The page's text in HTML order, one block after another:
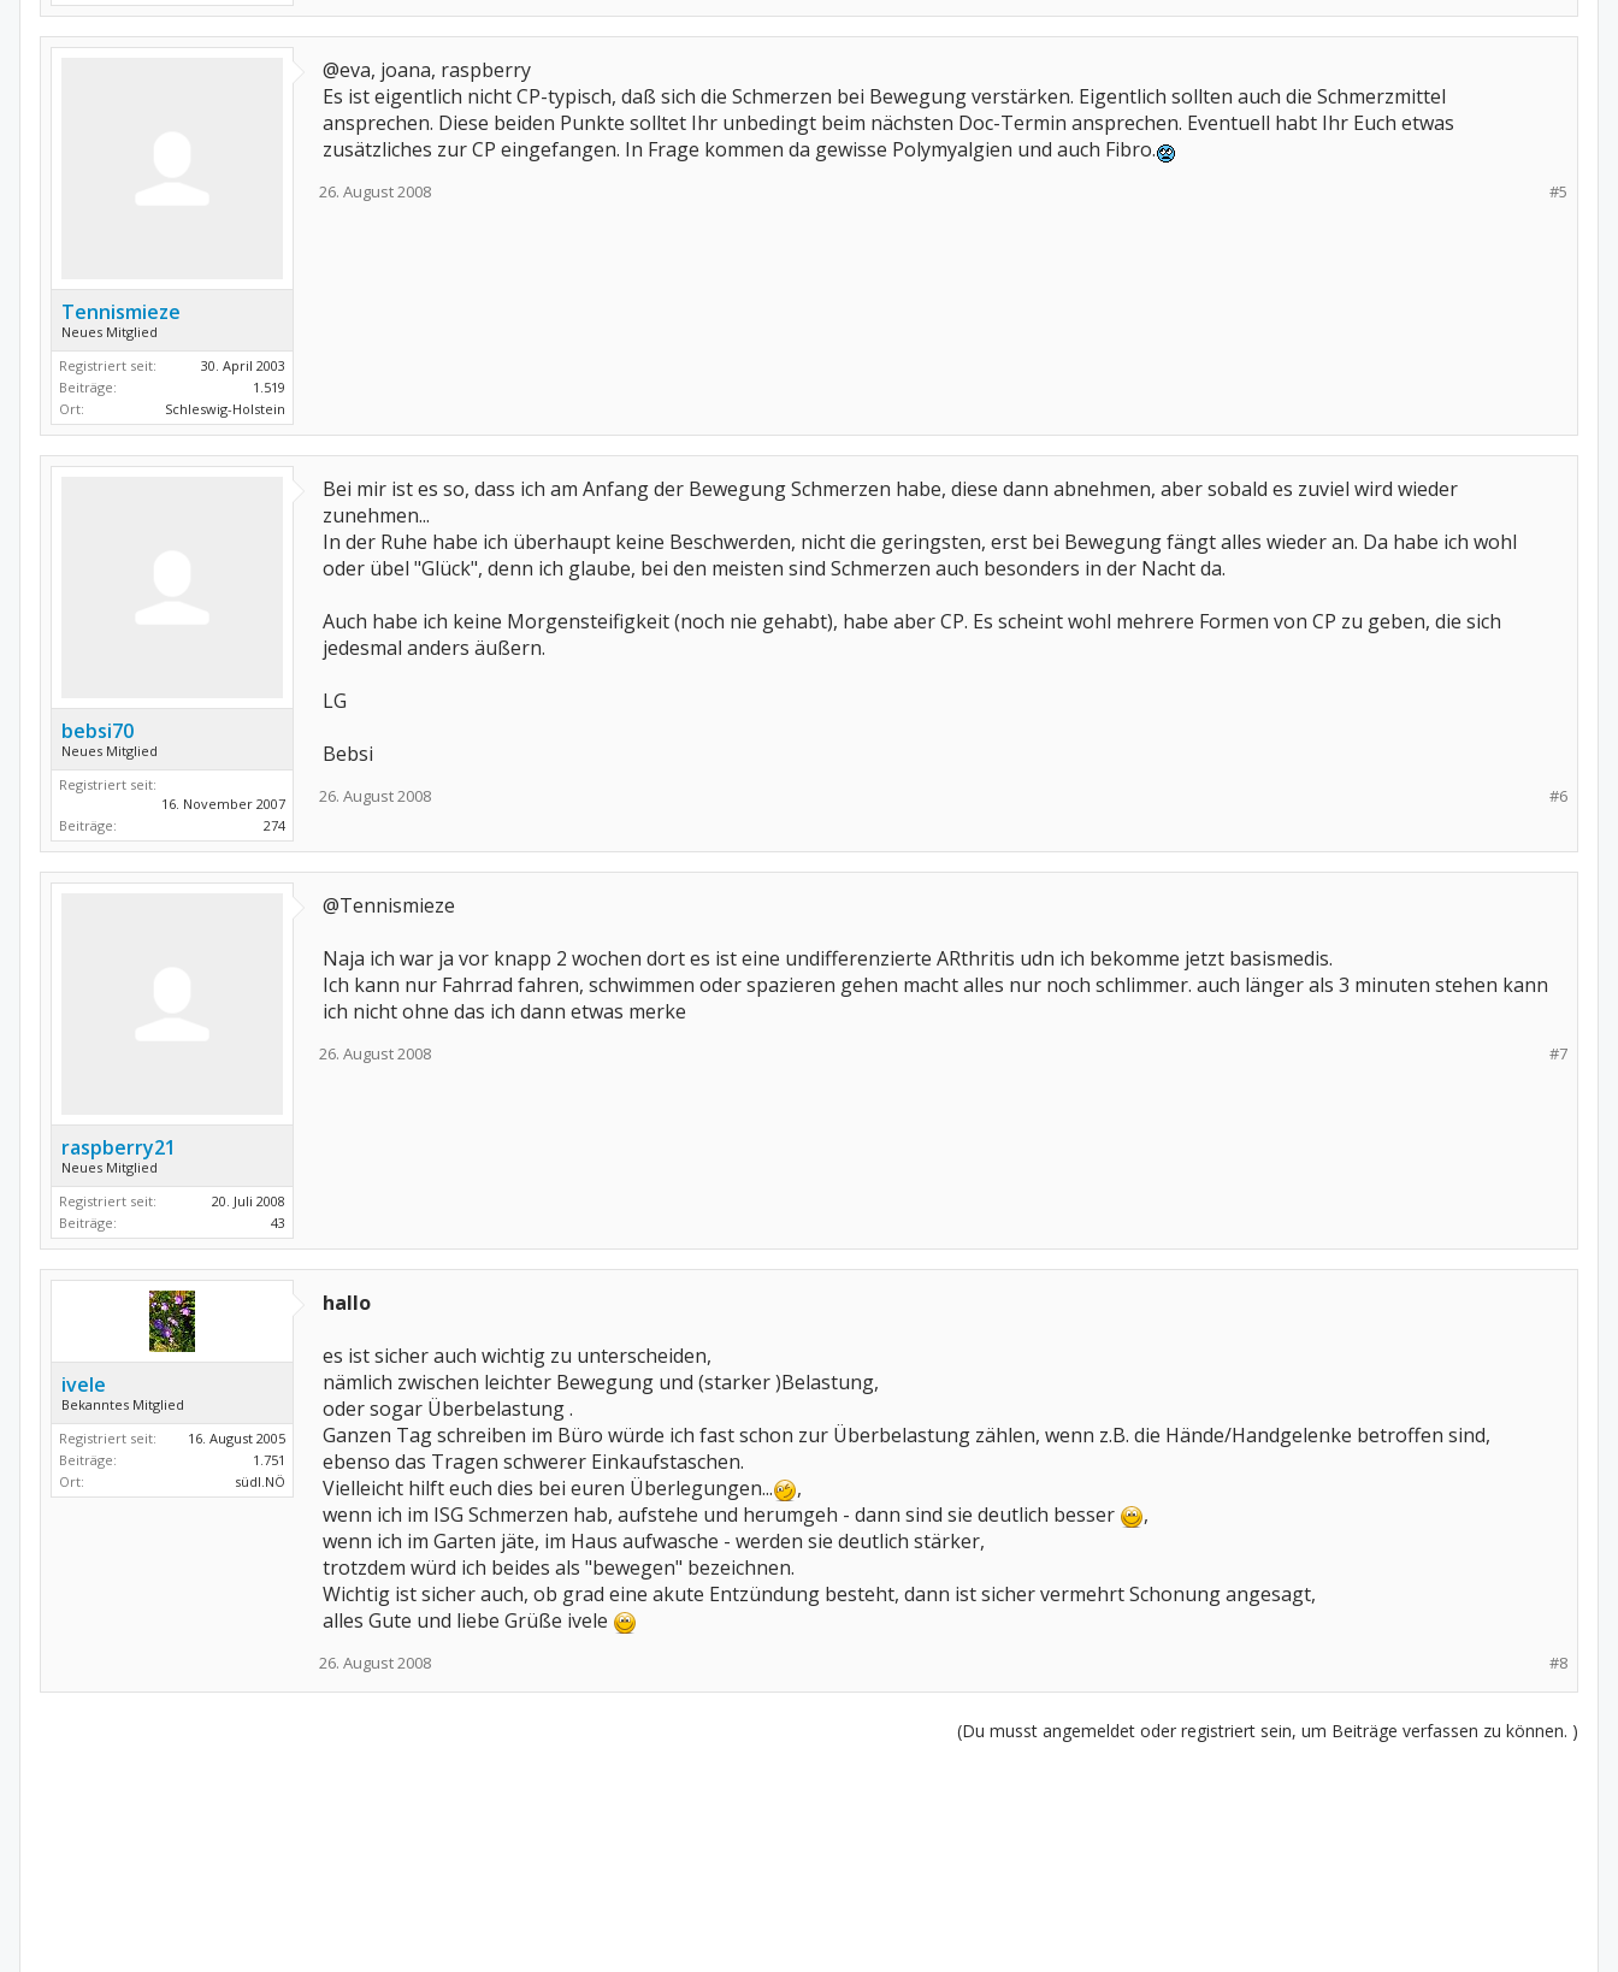
Tennismieze
Neues Mitglied
Registriert seit:
30. April 2003
Beiträge:
1.519
Ort:
Schleswig-Holstein
@eva, joana, raspberry
Es ist eigentlich nicht CP-typisch, daß sich die Schmerzen bei Bewegung verstärken. Eigentlich sollten auch die Schmerzmittel
ansprechen. Diese beiden Punkte solltet Ihr unbedingt beim nächsten Doc-Termin ansprechen. Eventuell habt Ihr Euch etwas
zusätzliches zur CP eingefangen. In Frage kommen da gewisse Polymyalgien und auch Fibro.
#5
26. August 2008
bebsi70
Neues Mitglied
Registriert seit:
16. November 2007
Beiträge:
274
Bei mir ist es so, dass ich am Anfang der Bewegung Schmerzen habe, diese dann abnehmen, aber sobald es zuviel wird wieder
zunehmen...
In der Ruhe habe ich überhaupt keine Beschwerden, nicht die geringsten, erst bei Bewegung fängt alles wieder an. Da habe ich wohl
oder übel "Glück", denn ich glaube, bei den meisten sind Schmerzen auch besonders in der Nacht da.
Auch habe ich keine Morgensteifigkeit (noch nie gehabt), habe aber CP. Es scheint wohl mehrere Formen von CP zu geben, die sich
jedesmal anders äußern.
LG
Bebsi
#6
26. August 2008
raspberry21
Neues Mitglied
Registriert seit:
20. Juli 2008
Beiträge:
43
@Tennismieze
Naja ich war ja vor knapp 2 wochen dort es ist eine undifferenzierte ARthritis udn ich bekomme jetzt basismedis.
Ich kann nur Fahrrad fahren, schwimmen oder spazieren gehen macht alles nur noch schlimmer. auch länger als 3 minuten stehen kann
ich nicht ohne das ich dann etwas merke
#7
26. August 2008
ivele
Bekanntes Mitglied
Registriert seit:
16. August 2005
Beiträge:
1.751
Ort:
südl.NÖ
hallo
es ist sicher auch wichtig zu unterscheiden,
nämlich zwischen leichter Bewegung und (starker )Belastung,
oder sogar Überbelastung .
Ganzen Tag schreiben im Büro würde ich fast schon zur Überbelastung zählen, wenn z.B. die Hände/Handgelenke betroffen sind,
ebenso das Tragen schwerer Einkaufstaschen.
Vielleicht hilft euch dies bei euren Überlegungen...
,
wenn ich im ISG Schmerzen hab, aufstehe und herumgeh - dann sind sie deutlich besser
,
wenn ich im Garten jäte, im Haus aufwasche - werden sie deutlich stärker,
trotzdem würd ich beides als "bewegen" bezeichnen.
Wichtig ist sicher auch, ob grad eine akute Entzündung besteht, dann ist sicher vermehrt Schonung angesagt,
alles Gute und liebe Grüße ivele
#8
26. August 2008
(Du musst angemeldet oder registriert sein, um Beiträge verfassen zu können. )